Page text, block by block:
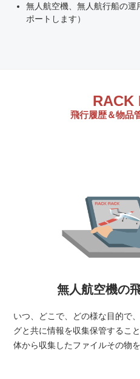
無人航空機、無人航行船の
ポートします）
RACK
飛行履歴＆物品
無人航空機の
いつ、どこで、どの様な目的で
グと共に情報を収集保管するこ
体から収集したファイルその物を